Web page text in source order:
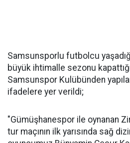
Samsunsporlu futbolcu
büyük ihtimalle sezonu
Samsunspor Kulübünden
ifadelere yer verildi;
"Gümüşhanespor ile oynanan
tur maçının ilk yarısında sağ